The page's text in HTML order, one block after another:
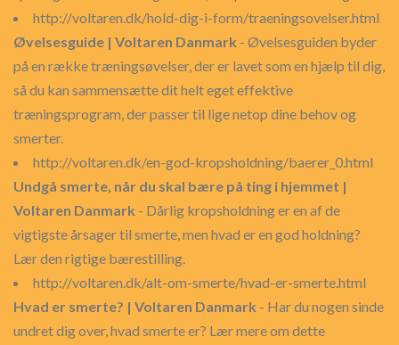
http://voltaren.dk/hold-dig-i-form/traeningsovelser.html
Øvelsesguide | Voltaren Danmark - Øvelsesguiden byder
på en række træningsøvelser, der er lavet som en hjælp til dig,
så du kan sammensætte dit helt eget effektive
træningsprogram, der passer til lige netop dine behov og
smerter.
http://voltaren.dk/en-god-kropsholdning/baerer_0.html
Undgå smerte, når du skal bære på ting i hjemmet |
Voltaren Danmark - Dårlig kropsholdning er en af de
vigtigste årsager til smerte, men hvad er en god holdning?
Lær den rigtige bærestilling.
http://voltaren.dk/alt-om-smerte/hvad-er-smerte.html
Hvad er smerte? | Voltaren Danmark - Har du nogen sinde
undret dig over, hvad smerte er? Lær mere om dette